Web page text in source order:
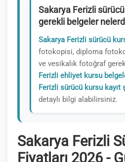
Sakarya Ferizli
gerekli belgeler
Sakarya Ferizli sürücü
fotokopisi, diploma
ve vesikalık fotoğraf
Ferizli ehliyet kursu
Ferizli sürücü kursu kayıt
detaylı bilgi alabilirsiniz.
Sakarya Ferizli
Fiyatları 2026 -